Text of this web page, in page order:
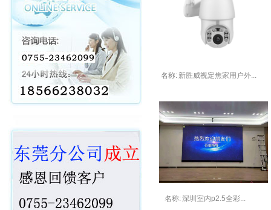
名称: 新胜威视定焦家用户外...
名称:深圳室内p2.5全彩...